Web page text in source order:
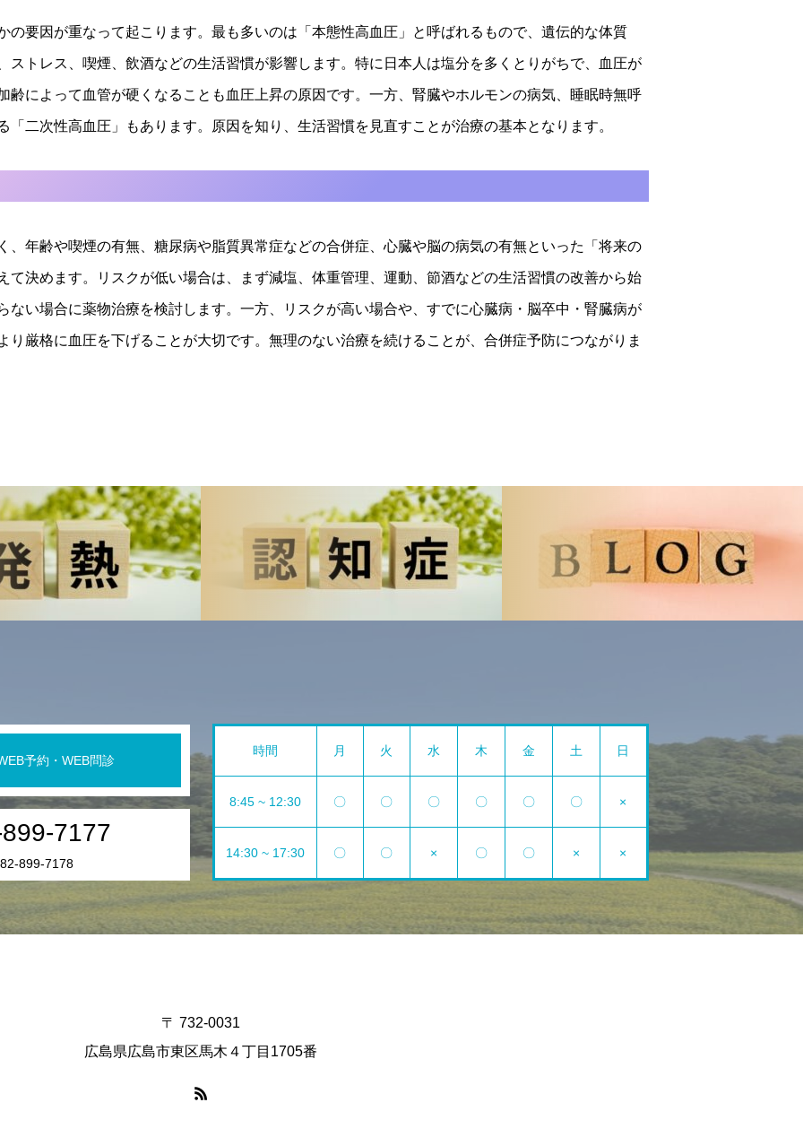
の要因が重なって起こります。最も多いのは「本態性高血圧」と呼ばれるもので、遺伝的な体質
ストレス、喫煙、飲酒などの生活習慣が影響します。特に日本人は塩分を多くとりがちで、血圧が
齢によって血管が硬くなることも血圧上昇の原因です。一方、腎臓やホルモンの病気、睡眠時無呼
二次性高血圧」もあります。原因を知り、生活習慣を見直すことが治療の基本となります。
、年齢や喫煙の有無、糖尿病や脂質異常症などの合併症、心臓や脳の病気の有無といった「将来の
て決めます。リスクが低い場合は、まず減塩、体重管理、運動、節酒などの生活習慣の改善から始
ない場合に薬物治療を検討します。一方、リスクが高い場合や、すでに心臓病・脳卒中・腎臓病が
り厳格に血圧を下げることが大切です。無理のない治療を続けることが、合併症予防につながりま
予約・WEB問診
7177
899-7178
時間 月 火 水 木 金 土 日
8:45 ~ 12:30 〇 〇 〇 〇 〇 〇 ×
14:30 ~ 17:30 〇 〇 × 〇 〇 × ×
〒 732-0031
広島県広島市東区馬木４丁目1705番